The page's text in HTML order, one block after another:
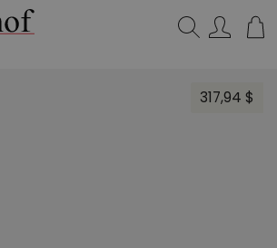
317,94 $